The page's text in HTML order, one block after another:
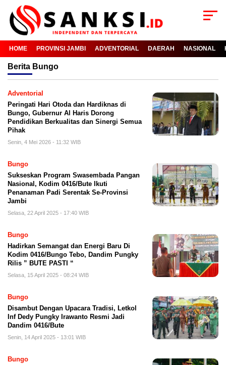
HOME PROVINSI JAMBI ADVENTORIAL DAERAH NASIONAL
Berita Bungo
Adventorial
Peringati Hari Otoda dan Hardiknas di
Bungo, Gubernur Al Haris Dorong
Pendidikan Berkualitas dan Sinergi Semua
Pihak
Senin, 4 Mei 2026 - 11:32 WIB
Bungo
Sukseskan Program Swasembada Pangan
Nasional, Kodim 0416/Bute Ikuti
Penanaman Padi Serentak Se-Provinsi
Jambi
Selasa, 22 April 2025 - 17:40 WIB
Bungo
Hadirkan Semangat dan Energi Baru Di
Kodim 0416/Bungo Tebo, Dandim Pungky
Rilis ” BUTE PASTI “
Selasa, 15 April 2025 - 08:24 WIB
Bungo
Disambut Dengan Upacara Tradisi, Letkol
Inf Dedy Pungky Irawanto Resmi Jadi
Dandim 0416/Bute
Senin, 14 April 2025 - 13:01 WIB
Bungo